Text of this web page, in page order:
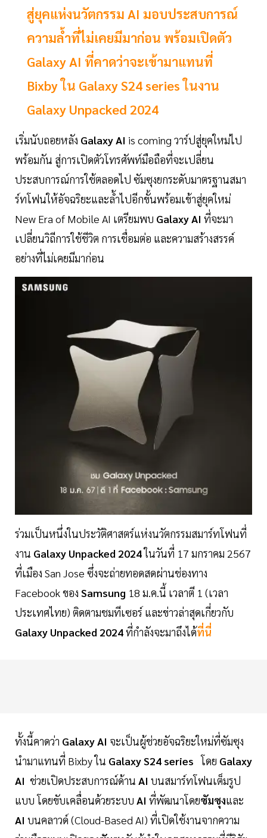
สู่ยุคแห่งนวัตกรรม AI มอบประสบการณ์
ความล้ำที่ไม่เคยมีมาก่อน พร้อมเปิดตัว
Galaxy AI ที่คาดว่าจะเข้ามาแทนที่
Bixby ใน Galaxy S24 series ในงาน
Galaxy Unpacked 2024
เริ่มนับถอยหลัง Galaxy AI is coming วาร์ปสู่ยุคใหม่ไป
พร้อมกัน สู่การเปิดตัวโทรศัพท์มือถือที่จะเปลี่ยน
ประสบการณ์การใช้ตลอดไป ซัมซุงยกระดับมาตรฐานสมา
ร์ทโฟนให้อัจฉริยะและล้ำไปอีกขั้นพร้อมเข้าสู่ยุคใหม่
New Era of Mobile AI เตรียมพบ Galaxy AI ที่จะมา
เปลี่ยนวิถีการใช้ชีวิต การเชื่อมต่อ และความสร้างสรรค์
อย่างที่ไม่เคยมีมาก่อน
ร่วมเป็นหนึ่งในประวัติศาสตร์แห่งนวัตกรรมสมาร์ทโฟนที่
งาน Galaxy Unpacked 2024ในวันที่ 17 มกราคม 2567
ที่เมือง San Jose ซึ่งจะถ่ายทอดสดผ่านช่องทาง
Facebook ของ Samsung 18 ม.ค.นี้ เวลาตี 1 (เวลา
ประเทศไทย) ติดตามชมทีเซอร์ และข่าวล่าสุดเกี่ยวกับ
Galaxy Unpacked 2024ที่กำลังจะมาถึงได้ที่นี่
ทั้งนี้คาดว่า Galaxy AI จะเป็นผู้ช่วยอัจฉริยะใหม่ที่ซัมซุง
นำมาแทนที่ Bixby ใน Galaxy S24 series โดย Galaxy
AI ช่วยเปิดประสบการณ์ด้าน AI บนสมาร์ทโฟนเต็มรูป
แบบ โดยขับเคลื่อนด้วยระบบ AI ที่พัฒนาโดยซัมซุงและ
AI บนคลาวด์ (Cloud-Based AI) ที่เปิดใช้งานจากความ